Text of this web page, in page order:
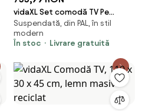
vidaXL Set comodă TV Pe
perete 4 pcs Stejar Artizanal
Lemn compozit
Suspendată, din PAL, în stil
modern
În stoc
Livrare gratuită